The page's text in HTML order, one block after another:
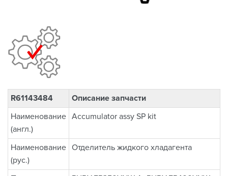
R61143484
Описание запчасти
Наименование
(англ.)
Accumulator assy SP kit
Наименование
(рус.)
Отделитель жидкого хладагента